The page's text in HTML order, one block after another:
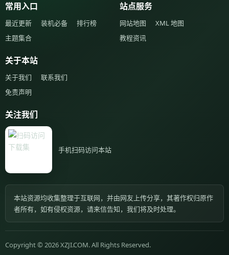
常用入口
最近更新 装机必备
排行榜
主题集合
站点服务
网站地图
XML 地图
教程资讯
关于本站
关于我们
联系我们
免责声明
关注我们
手机扫码访问本站
本站资源均收集整理于互联网，并由网友上传分享，其著作权归原作
者所有，如有侵权资源，请来信告知，我们将及时处理。
Copyright © 2026 XZJI.COM. All Rights Reserved.